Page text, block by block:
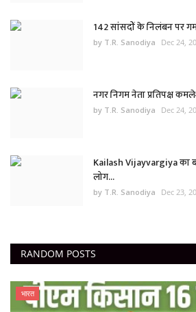
142 सांसदों के निलंबन पर
by T.R. Sanodiya Dec 24,
नगर निगम नेता प्रतिपक्ष
by T.R. Sanodiya Dec 24,
Kailash Vijayvargiya का
लोग...
by T.R. Sanodiya Dec 23,
RANDOM POSTS
इंदौर